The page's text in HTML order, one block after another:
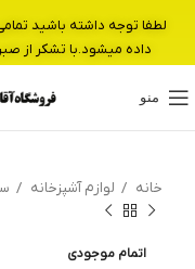
منو
خانه لوازم آشپزخانه
اتمام موجودی
داده میشود.با تشکر از صبر و